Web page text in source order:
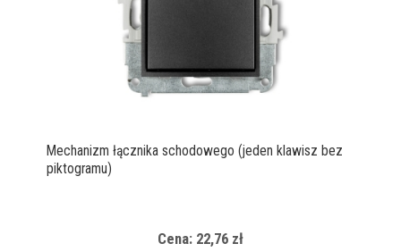
Mechanizm łącznika schodowego (jeden klawisz bez
piktogramu)
Cena: 22,76 zł